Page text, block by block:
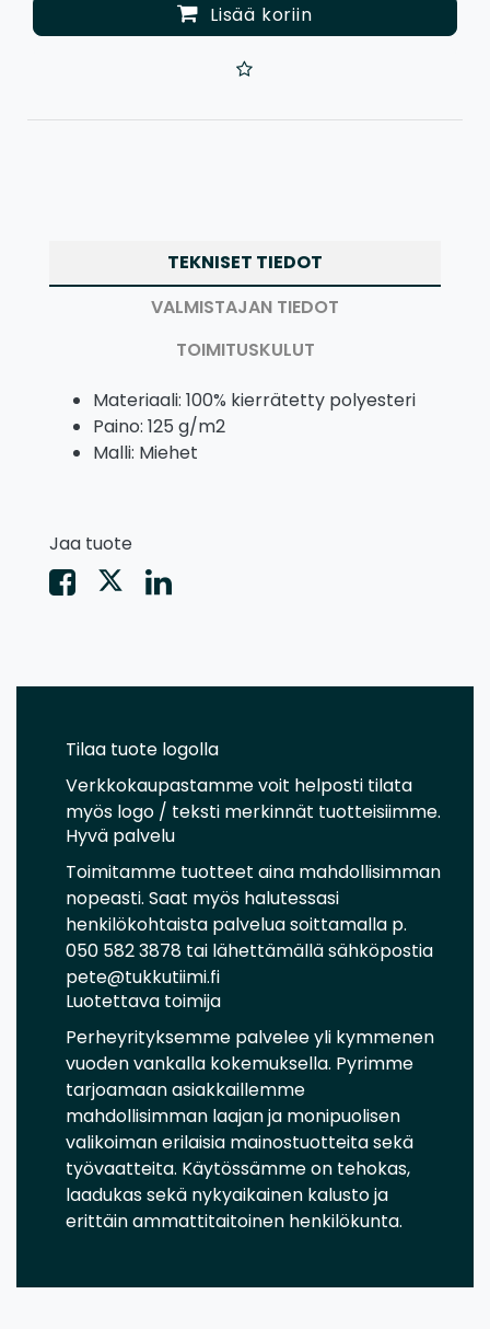
Lisää koriin
TEKNISET TIEDOT
VALMISTAJAN TIEDOT
TOIMITUSKULUT
Materiaali: 100% kierrätetty polyesteri
Paino: 125 g/m2
Malli: Miehet
Jaa tuote
Tilaa tuote logolla
Verkkokaupastamme voit helposti tilata
myös logo / teksti merkinnät tuotteisiimme.
Hyvä palvelu
Toimitamme tuotteet aina mahdollisimman
nopeasti. Saat myös halutessasi
henkilökohtaista palvelua soittamalla p.
050 582 3878 tai lähettämällä sähköpostia
pete@tukkutiimi.fi
Luotettava toimija
Perheyrityksemme palvelee yli kymmenen
vuoden vankalla kokemuksella. Pyrimme
tarjoamaan asiakkaillemme
mahdollisimman laajan ja monipuolisen
valikoiman erilaisia mainostuotteita sekä
työvaatteita. Käytössämme on tehokas,
laadukas sekä nykyaikainen kalusto ja
erittäin ammattitaitoinen henkilökunta.